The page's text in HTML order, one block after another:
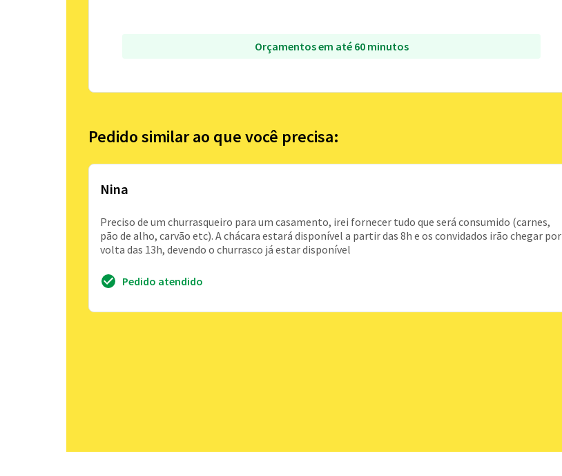
Orçamentos em até 60 minutos
Pedido similar ao que você precisa:
Nina
Preciso de um churrasqueiro para um casamento, irei fornecer tudo que será consumido (carnes,
pão de alho, carvão etc). A chácara estará disponível a partir das 8h e os convidados irão chegar por
volta das 13h, devendo o churrasco já estar disponível
Pedido atendido